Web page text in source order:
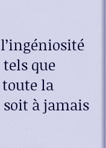
que
toute la
à jamais